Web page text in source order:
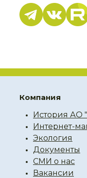
Компания
История
Интернет-
Экология
Документы
СМИ о нас
Вакансии